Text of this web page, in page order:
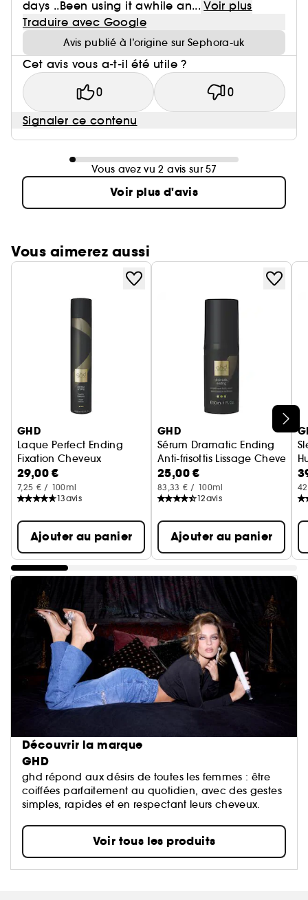
days ..Been using it awhile an... Voir plus
Traduire avec Google
Avis publié à l’origine sur Sephora-uk
Cet avis vous a-t-il été utile ?
0 0
Signaler ce contenu
Vous avez vu 2 avis sur 57
Voir plus d'avis
Vous aimerez aussi
Ignorer le carrousel produits
GHD
Laque Perfect Ending
Fixation Cheveux
29,00 €
7,25 € / 100ml
13avis
Ajouter au panier
GHD
Sérum Dramatic Ending
Anti-frisottis Lissage Cheveux
25,00 €
83,33 € / 100ml
12avis
Ajouter au panier
Découvrir la marque
GHD
ghd répond aux désirs de toutes les femmes : être
coiffées parfaitement au quotidien, avec des gestes
simples, rapides et en respectant leurs cheveux.
Voir tous les produits